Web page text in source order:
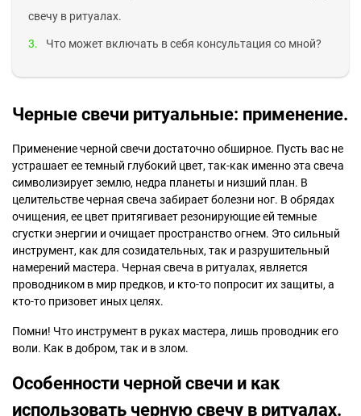
свечу в ритуалах.
Что может включать в себя консультация со мной?
Черные свечи ритуальные: применение.
Применение черной свечи достаточно обширное. Пусть вас не
устрашает ее темный глубокий цвет, так-как именно эта свеча
символизирует землю, недра планеты и низший план. В
целительстве черная свеча забирает болезни ног. В обрядах
очищения, ее цвет притягивает резонирующие ей темные
сгустки энергии и очищает пространство огнем. Это сильный
инструмент, как для созидательных, так и разрушительный
намерений мастера. Черная свеча в ритуалах, является
проводником в мир предков, и кто-то попросит их защиты, а
кто-то призовет иных целях.
Помни! Что инструмент в руках мастера, лишь проводник его
воли. Как в добром, так и в злом.
Особенности черной свечи и как
использовать черную свечу в ритуалах.